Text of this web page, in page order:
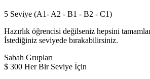
5 Seviye (A1- A2 - B1 - B2 - C1)
Hazırlık öğrencisi değilseniz hepsini
İstediğiniz seviyede bırakabilirsiniz.
Sabah Grupları
$ 300 Her Bir Seviye İçin